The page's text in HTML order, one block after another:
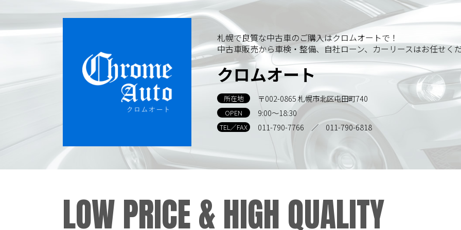
札幌で良質な中古車のご購入はクロムオートで！
中古車販売から車検・整備、自社ローン、カーリースはお任せく
クロムオート
所在地 〒002-0865 札幌市北区屯田町740
OPEN 9:00～18:30
TEL／FAX 011-790-7766 ／ 011-790-6818
LOW PRICE &HIGH QUALITY